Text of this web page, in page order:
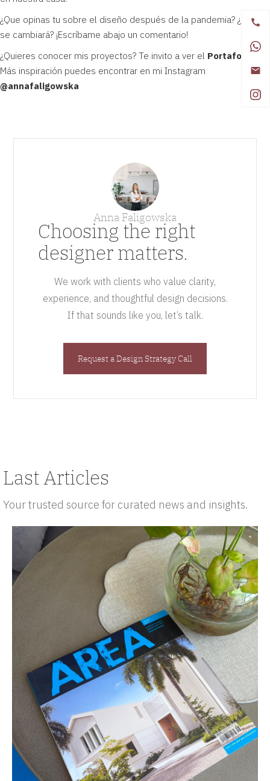
¿Que opinas tu sobre el diseño después de la pandemia? ¿Como
se cambiará? ¡Escríbame abajo un comentario!
¿Quieres conocer mis proyectos? Te invito a ver el Portafolio
Más inspiración puedes encontrar en mi Instagram
@annafaligowska
Anna Faligowska
Choosing the right
designer matters.
We work with clients who value clarity,
experience, and thoughtful design decisions.
If that sounds like you, let’s talk.
Request a Design Strategy Call
Last Articles
Your trusted source for curated news and insights.